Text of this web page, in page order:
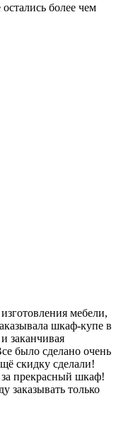
более чем
мебели,
шкаф-купе в
заканчивая
было сделано очень
скидку сделали!
за прекрасный шкаф!
заказывать только